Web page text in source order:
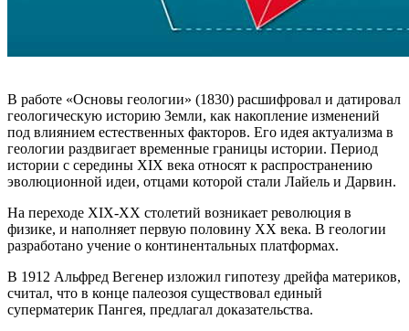
В работе «Основы геологии» (1830) расшифровал и датировал
геологическую историю Земли, как накопление изменений
под влиянием естественных факторов. Его идея актуализма в
геологии раздвигает временные границы истории. Период
истории с середины XIX века относят к распространению
эволюционной идеи, отцами которой стали Лайель и Дарвин.
На переходе XIX-XX столетий возникает революция в
физике, и наполняет первую половину ХХ века. В геологии
разработано учение о континентальных платформах.
В 1912 Альфред Вегенер изложил гипотезу дрейфа материков,
считал, что в конце палеозоя существовал единый
суперматерик Пангея, предлагал доказательства.